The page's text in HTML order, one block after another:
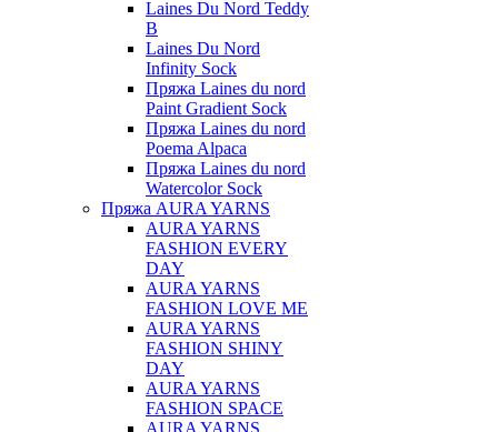
Laines Du Nord Teddy
B
Laines Du Nord
Infinity Sock
Пряжа Laines du nord
Paint Gradient Sock
Пряжа Laines du nord
Poema Alpaca
Пряжа Laines du nord
Watercolor Sock
Пряжа AURA YARNS
AURA YARNS
FASHION EVERY
DAY
AURA YARNS
FASHION LOVE ME
AURA YARNS
FASHION SHINY
DAY
AURA YARNS
FASHION SPACE
AURA YARNS